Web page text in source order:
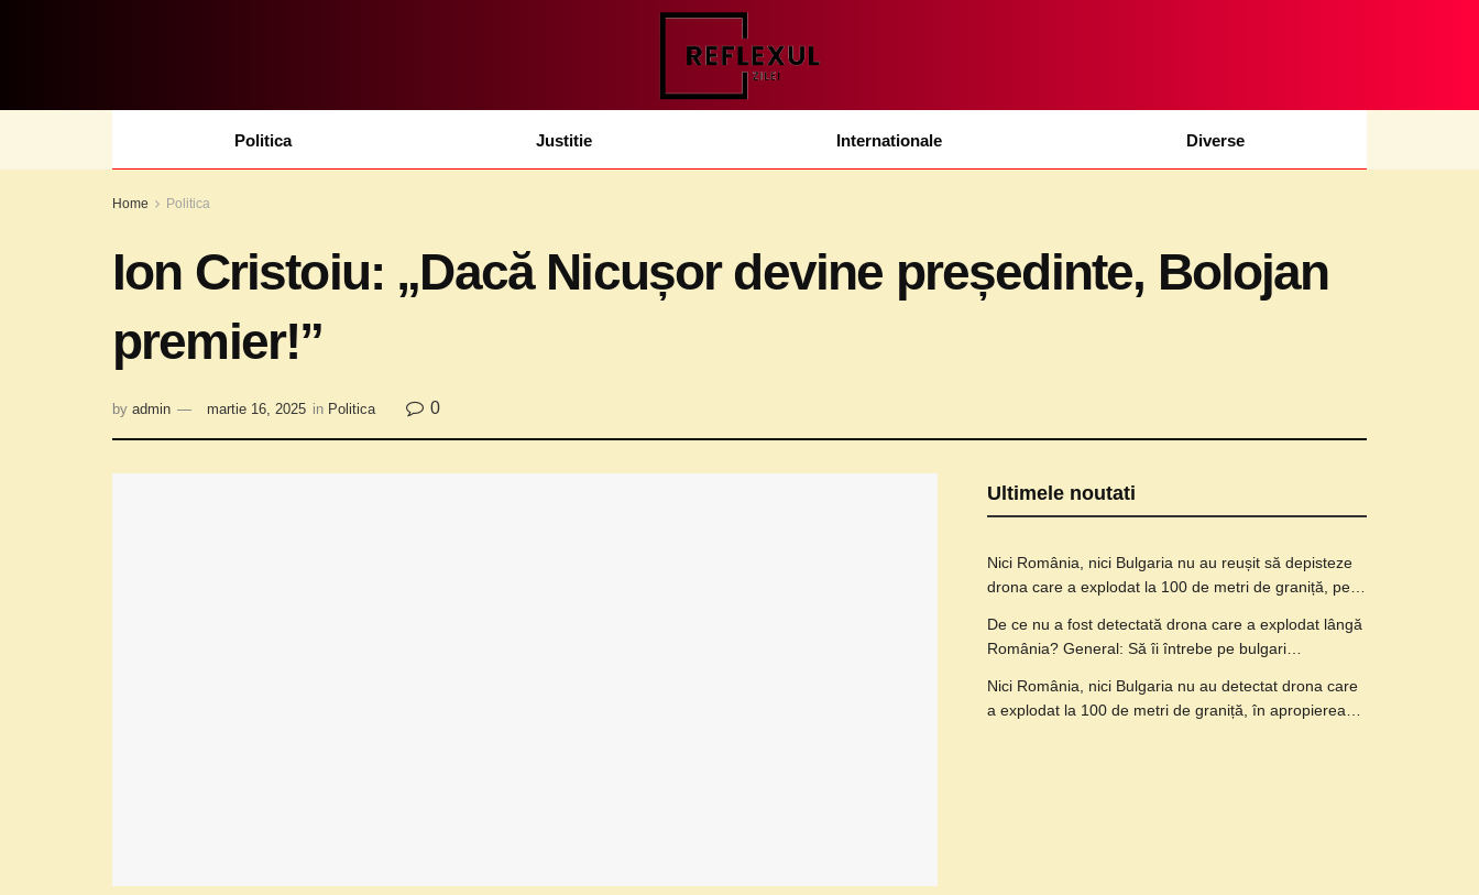
Politica Justitie Internationale Diverse
Home Politica
Ion Cristoiu: „Dacă Nicușor devine președinte, Bolojan
premier!”
by admin martie 16, 2025 in Politica 0
Ultimele noutati
Nici România, nici Bulgaria nu au reușit să depisteze
drona care a explodat la 100 de metri de graniță, pe…
De ce nu a fost detectată drona care a explodat lângă
România? General: Să îi întrebe pe bulgari…
Nici România, nici Bulgaria nu au detectat drona care
a explodat la 100 de metri de graniță, în apropierea…